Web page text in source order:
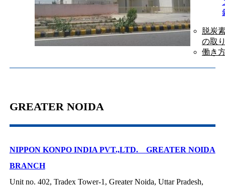
脱炭
の取
働き
GREATER NOIDA
NIPPON KONPO INDIA PVT.,LTD. GREATER NOIDA
BRANCH
Unit no. 402, Tradex Tower-1, Greater Noida, Uttar Pradesh,